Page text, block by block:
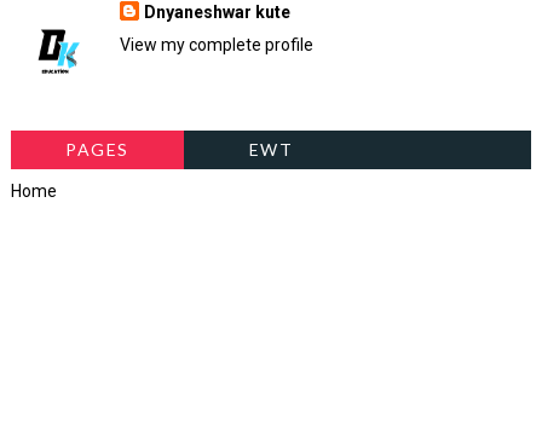
Dnyaneshwar kute
View my complete profile
PAGES EWT
Home